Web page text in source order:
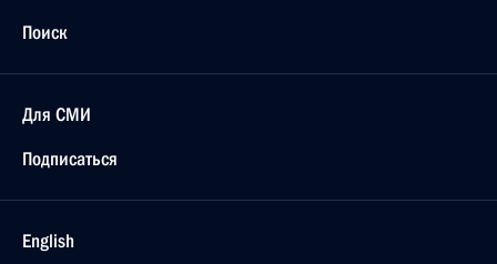
Поиск
Для СМИ
Подписаться
English